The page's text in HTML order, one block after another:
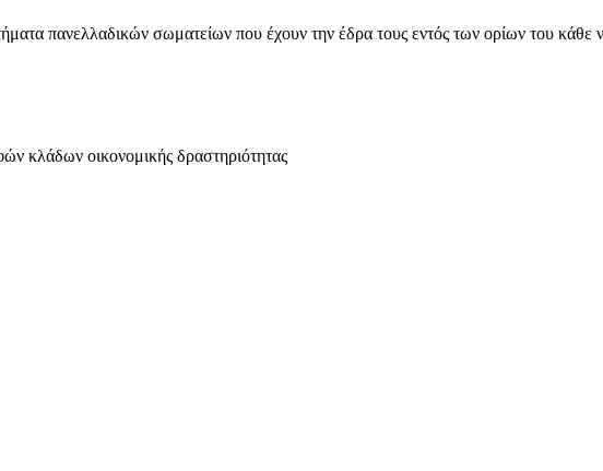
πανελλαδικών σωματείων που έχουν την έδρα τους εντός των ορίων του κάθε
κλάδων οικονομικής δραστηριότητας